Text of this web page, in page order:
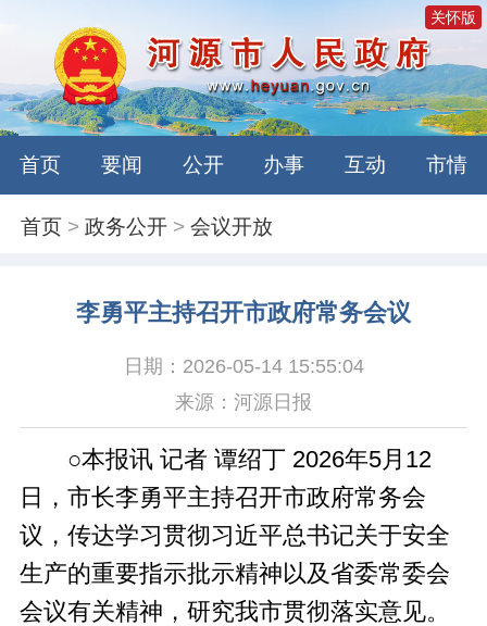
关怀版
首页 要闻 公开 办事 互动 市情
首页 >政务公开 >会议开放
李勇平主持召开市政府常务会议
日期：2026-05-14 15:55:04
来源：河源日报
○本报讯 记者 谭绍丁 2026年5月12
日，市长李勇平主持召开市政府常务会
议，传达学习贯彻习近平总书记关于安全
生产的重要指示批示精神以及省委常委会
会议有关精神，研究我市贯彻落实意见。